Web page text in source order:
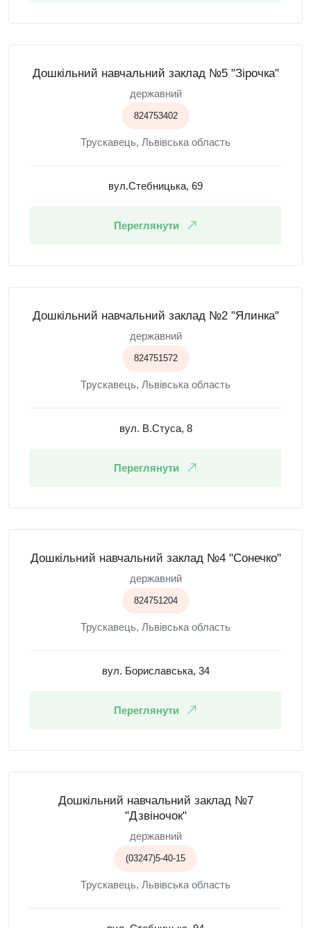
Дошкільний навчальний заклад №5 "Зірочка"
державний
824753402
Трускавець, Львівська область
вул.Стебницька, 69
Переглянути
Дошкільний навчальний заклад №2 "Ялинка"
державний
824751572
Трускавець, Львівська область
вул. В.Стуса, 8
Переглянути
Дошкільний навчальний заклад №4 "Сонечко"
державний
824751204
Трускавець, Львівська область
вул. Бориславська, 34
Переглянути
Дошкільний навчальний заклад №7
"Дзвіночок"
державний
(03247)5-40-15
Трускавець, Львівська область